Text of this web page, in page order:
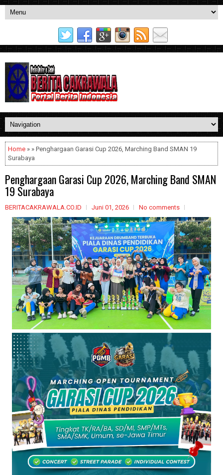
Home » » Penghargaan Garasi Cup 2026, Marching Band SMAN 19
Surabaya
Penghargaan Garasi Cup 2026, Marching Band SMAN
19 Surabaya
BERITACAKRAWALA.CO.ID Juni 01, 2026 No comments